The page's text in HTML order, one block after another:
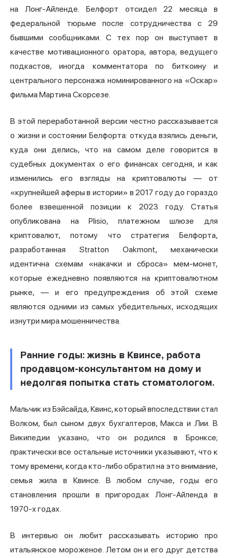
на Лонг-Айленде. Белфорт отсидел 22 месяца в
федеральной тюрьме после сотрудничества с 29
бывшими сообщниками. С тех пор он выступает в
качестве мотивационного оратора, автора, ведущего
подкастов, иногда комментатора по биткоину и
центрального персонажа номинированного на «Оскар»
фильма Мартина Скорсезе.
В этой переработанной версии честно рассказывается
о жизни и состоянии Белфорта: откуда взялись деньги,
куда они делись, что на самом деле говорится в
судебных документах о его финансах сегодня, и как
изменились его взгляды на криптовалюты — от
«крупнейшей аферы в истории» в 2017 году до гораздо
более взвешенной позиции к 2023 году. Статья
опубликована на Plisio, платежном шлюзе для
криптовалют, потому что стратегия Белфорта,
разработанная Stratton Oakmont, механически
идентична схемам «накачки и сброса» мем-монет,
которые ежедневно появляются на криптовалютном
рынке, — и его предупреждения об этой схеме
являются одними из самых убедительных, исходящих
изнутри мира мошенничества.
Ранние годы: жизнь в Квинсе, работа
продавцом-консультантом на дому и
недолгая попытка стать стоматологом.
Мальчик из Бэйсайда, Квинс, который впоследствии стал
Волком, был сыном двух бухгалтеров, Макса и Лии. В
Википедии указано, что он родился в Бронксе;
практически все остальные источники указывают, что к
тому времени, когда кто-либо обратил на это внимание,
семья жила в Квинсе. В любом случае, годы его
становления прошли в пригородах Лонг-Айленда в
1970-х годах.
В интервью он любит рассказывать историю про
итальянское мороженое. Летом он и его друг детства